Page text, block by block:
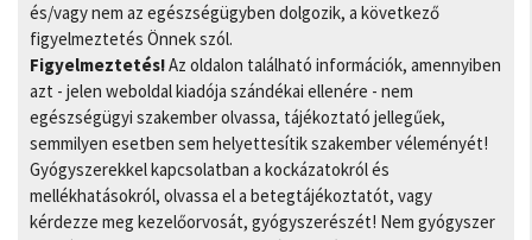
és/vagy nem az egészségügyben dolgozik, a következő
figyelmeztetés Önnek szól.
Figyelmeztetés!Az oldalon található információk, amennyiben
azt - jelen weboldal kiadója szándékai ellenére - nem
egészségügyi szakember olvassa, tájékoztató jellegűek,
semmilyen esetben sem helyettesítik szakember véleményét!
Gyógyszerekkel kapcsolatban a kockázatokról és
mellékhatásokról, olvassa el a betegtájékoztatót, vagy
kérdezze meg kezelőorvosát, gyógyszerészét! Nem gyógyszer